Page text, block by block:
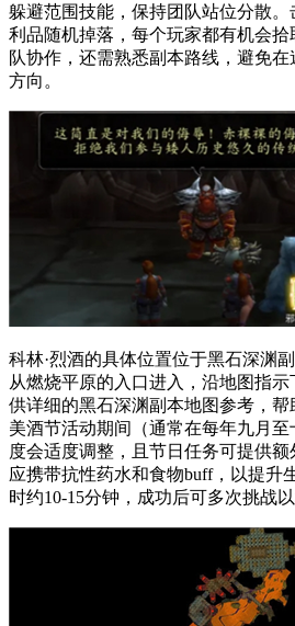
躲避范围技能，保持团队站位分散
利品随机掉落，每个玩家都有机会拾
队协作，还需熟悉副本路线，避免
方向。
科林·烈酒的具体位置位于黑石深渊
从燃烧平原的入口进入，沿地图指
供详细的黑石深渊副本地图参考，
美酒节活动期间（通常在每年九月
度会适度调整，且节日任务可提供
应携带抗性药水和食物buff，以提升
时约10-15分钟，成功后可多次挑战